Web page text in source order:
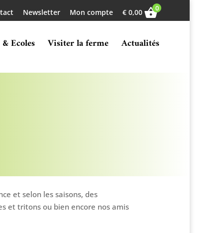
Newsletter Mon compte € 0,00 0
Ecoles Visiter la ferme Actualités
et selon les saisons, des
et tritons ou bien encore nos amis